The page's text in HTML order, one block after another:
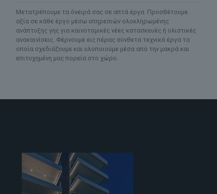
Mετατρέπουμε τα όνειρά σας σε απτά έργα. Προσθέτουμε
αξία σε κάθε έργο μέσω υπηρεσιών ολοκληρωμένης
ανάπτυξης γης για καινοτομικές νέες κατασκευές ή ολιστικές
ανακαινίσεις. Φέρνουμε εις πέρας σύνθετα τεχνικά έργα τα
οποία σχεδιάζουμε και υλοποιούμε μέσα από την μακρά και
επιτυχημένη μας πορεία στο χώρο.